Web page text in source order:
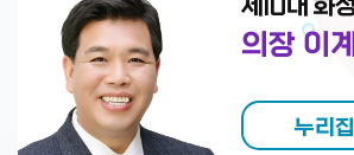
방
제10대 화
의장 이
누리집